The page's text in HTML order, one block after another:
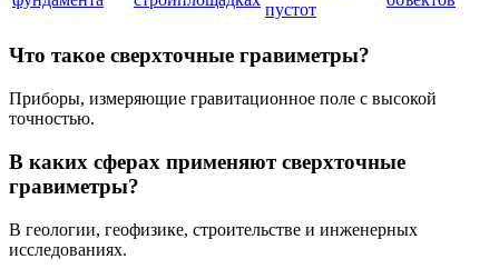
пустот
Что такое сверхточные гравиметры?
Приборы, измеряющие гравитационное поле с высокой
точностью.
В каких сферах применяют сверхточные
гравиметры?
В геологии, геофизике, строительстве и инженерных
исследованиях.